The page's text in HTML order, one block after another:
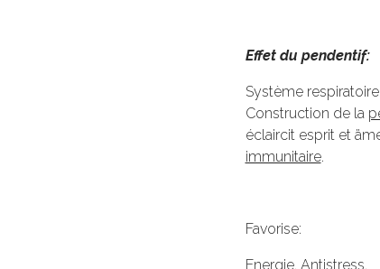
Effet du pendentif:
Système
Construction de la
éclaircit esprit et
immunitaire.
Favorise:
Energie, Antistress.